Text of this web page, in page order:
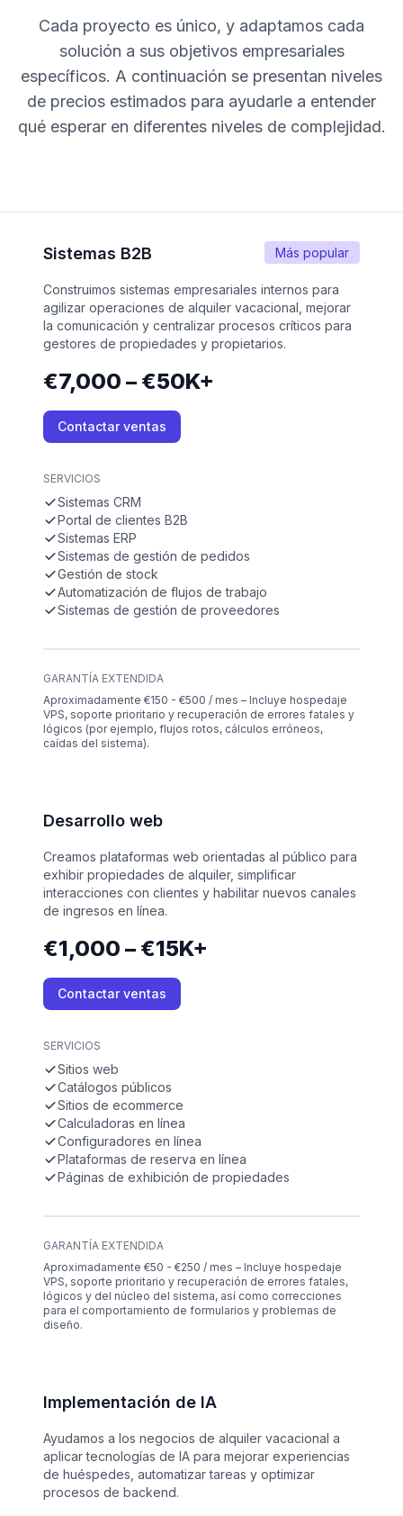
Cada proyecto es único, y adaptamos cada
solución a sus objetivos empresariales
específicos. A continuación se presentan niveles
de precios estimados para ayudarle a entender
qué esperar en diferentes niveles de complejidad.
Más popular
Sistemas B2B
Construimos sistemas empresariales internos para
agilizar operaciones de alquiler vacacional, mejorar
la comunicación y centralizar procesos críticos para
gestores de propiedades y propietarios.
€7,000 – €50K+
Contactar ventas
SERVICIOS
Sistemas CRM
Portal de clientes B2B
Sistemas ERP
Sistemas de gestión de pedidos
Gestión de stock
Automatización de flujos de trabajo
Sistemas de gestión de proveedores
GARANTÍA EXTENDIDA
Aproximadamente €150 - €500 / mes – Incluye hospedaje
VPS, soporte prioritario y recuperación de errores fatales y
lógicos (por ejemplo, flujos rotos, cálculos erróneos,
caídas del sistema).
Desarrollo web
Creamos plataformas web orientadas al público para
exhibir propiedades de alquiler, simplificar
interacciones con clientes y habilitar nuevos canales
de ingresos en línea.
€1,000 – €15K+
Contactar ventas
SERVICIOS
Sitios web
Catálogos públicos
Sitios de ecommerce
Calculadoras en línea
Configuradores en línea
Plataformas de reserva en línea
Páginas de exhibición de propiedades
GARANTÍA EXTENDIDA
Aproximadamente €50 - €250 / mes – Incluye hospedaje
VPS, soporte prioritario y recuperación de errores fatales,
lógicos y del núcleo del sistema, así como correcciones
para el comportamiento de formularios y problemas de
diseño.
Implementación de IA
Ayudamos a los negocios de alquiler vacacional a
aplicar tecnologías de IA para mejorar experiencias
de huéspedes, automatizar tareas y optimizar
procesos de backend.